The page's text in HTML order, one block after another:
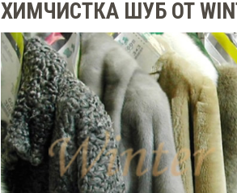
ХИМЧИСТКА ШУБ ОТ